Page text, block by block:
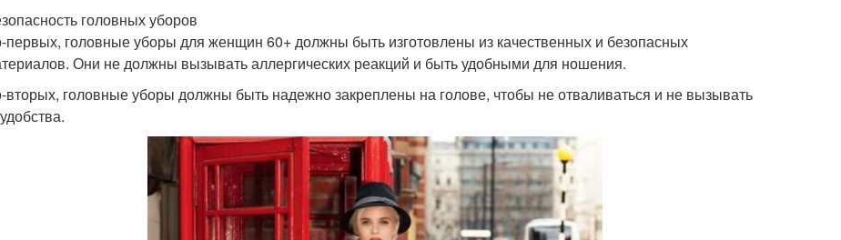
головных уборов
первых, головные уборы для женщин 60+ должны быть изготовлены из качественных и безопасных
Они не должны вызывать аллергических реакций и быть удобными для ношения.
вторых, головные уборы должны быть надежно закреплены на голове, чтобы не отваливаться и не вызывать